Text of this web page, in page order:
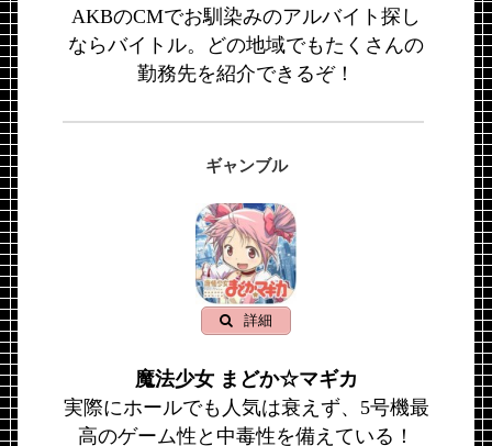
AKBのCMでお馴染みのアルバイト探し
ならバイトル。どの地域でもたくさんの
勤務先を紹介できるぞ！
ギャンブル
詳細
魔法少女 まどか☆マギカ
実際にホールでも人気は衰えず、5号機最
高のゲーム性と中毒性を備えている！